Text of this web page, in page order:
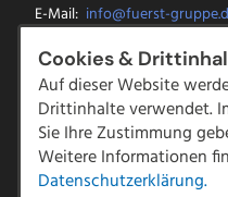
E-Mail: info@fuerst-
Fax: 0911 5213-100
Facebook
Instagram
LinkedIn
YouTube
Cookies &
Auf dieser Website
Drittinhalte verwendet.
Sie Ihre Zustimmung
Weitere Informationen
Datenschutzerklärung.